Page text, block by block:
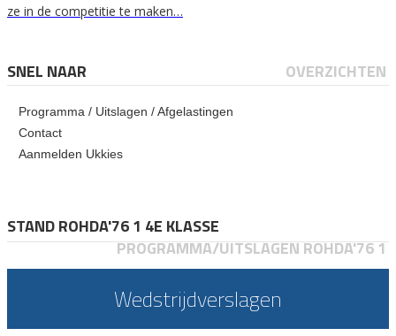
ze in de competitie te maken…
SNEL NAAR OVERZICHTEN
Programma / Uitslagen / Afgelastingen
Contact
Aanmelden Ukkies
STAND ROHDA'76 1 4E KLASSE
PROGRAMMA/UITSLAGEN ROHDA'76 1
Wedstrijdverslagen